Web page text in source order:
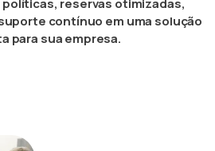
reservas otimizadas,
contínuo em uma solução
para sua empresa.